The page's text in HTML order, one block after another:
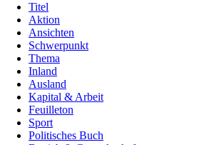
Titel
Aktion
Ansichten
Schwerpunkt
Thema
Inland
Ausland
Kapital & Arbeit
Feuilleton
Sport
Politisches Buch